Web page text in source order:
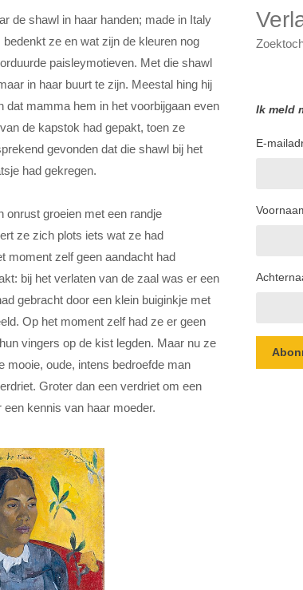
de shawl in haar handen; made in Italy
ze en wat zijn de kleuren nog
paisleymotieven. Met die shawl
in haar buurt te zijn. Meestal hing hij
dat mamma hem in het voorbijgaan even
de kapstok had gepakt, toen ze
gevonden dat die shawl bij het
had gekregen.
onrust groeien met een randje
ze zich plots iets wat ze had
moment zelf geen aandacht had
bij het verlaten van de zaal was er een
gebracht door een klein buiginkje met
Op het moment zelf had ze er geen
vingers op de kist legden. Maar nu ze
mooie, oude, intens bedroefde man
Groter dan een verdriet om een
kennis van haar moeder.
Ik meld
E-